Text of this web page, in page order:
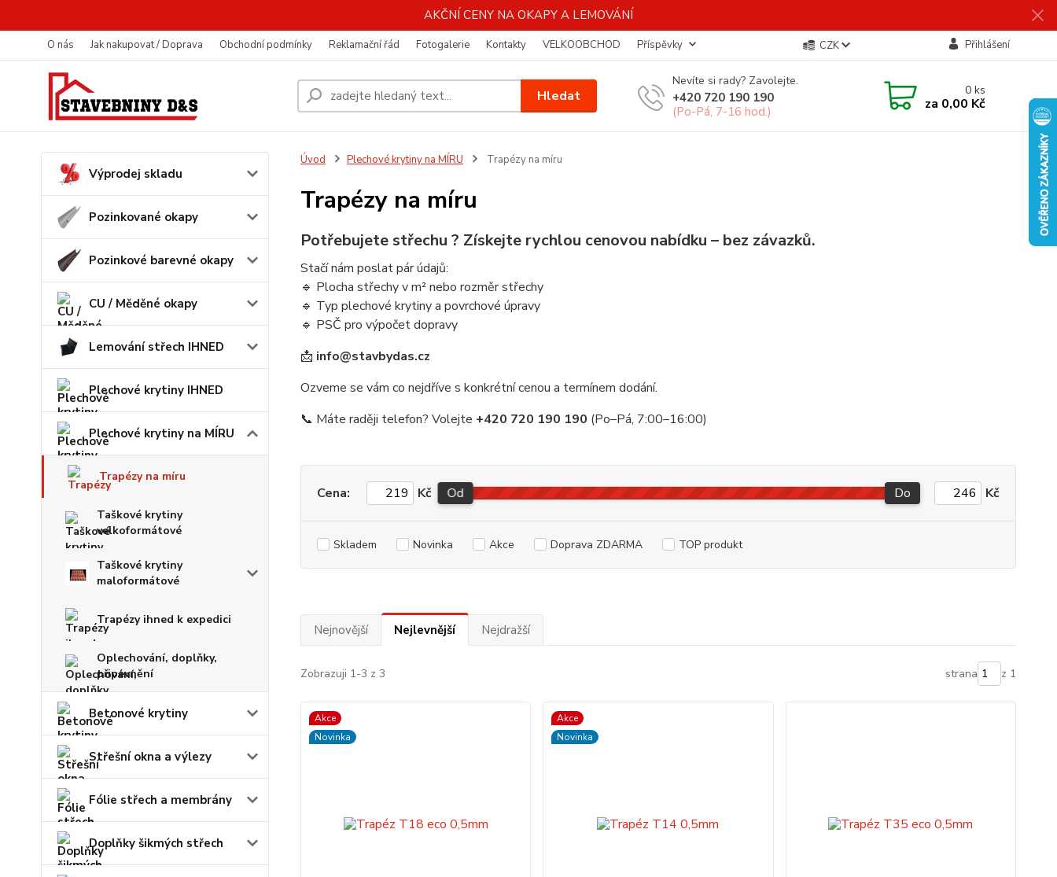
AKČNÍ CENY NA OKAPY A LEMOVÁNÍ
O nás Jak nakupovat / Doprava Obchodní podmínky Reklamační řád Fotogalerie Kontakty VELKOOBCHOD Příspěvky CZK Přihlášení
Hledat
Nevíte si rady? Zavolejte.
+420 720 190 190
(Po-Pá, 7-16 hod.)
0ks
za 0,00 Kč
Výprodej skladu
Pozinkované okapy
Pozinkové barevné okapy
CU / Měděné okapy
Lemování střech IHNED
Plechové krytiny IHNED
Plechové krytiny na MÍRU
Trapézy na míru
Taškové krytiny
velkoformátové
Taškové krytiny
maloformátové
Trapézy ihned k expedici
Oplechování, doplňky,
připevnění
Betonové krytiny
Střešní okna a výlezy
Fólie střech a membrány
Doplňky šikmých střech
Úvod Plechové krytiny na MÍRU Trapézy na míru
Trapézy na míru
Potřebujete střechu ? Získejte rychlou cenovou nabídku – bez závazků.
Stačí nám poslat pár údajů:
🔹 Plocha střechy v m² nebo rozměr střechy
🔹 Typ plechové krytiny a povrchové úpravy
🔹 PSČ pro výpočet dopravy
📩 info@stavbydas.cz
Ozveme se vám co nejdříve s konkrétní cenou a termínem dodání.
📞 Máte raději telefon? Volejte +420 720 190 190 (Po–Pá, 7:00–16:00)
Cena: Kč Od Do Kč
Skladem Novinka Akce Doprava ZDARMA TOP produkt
Nejnovější Nejlevnější Nejdražší
Zobrazuji 1-3 z 3 strana z 1
Akce
Novinka
Akce
Novinka